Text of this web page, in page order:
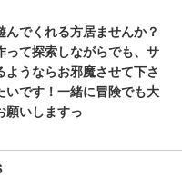
でくれる方居ませんか？
って探索しながらでも、サ
ようならお邪魔させて下さ
いです！一緒に冒険でも大
願いしますっ